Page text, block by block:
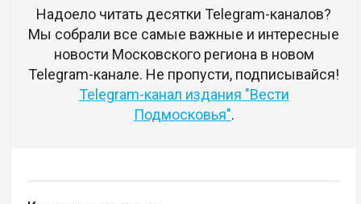
Надоело читать десятки Telegram-каналов?
Мы собрали все самые важные и интересные
новости Московского региона в новом
Telegram-канале. Не пропусти, подписывайся!
Telegram-канал издания "Вести
Подмосковья".